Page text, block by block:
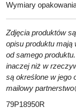
Wymiary
Zdjęcia produktów
opisu produktu mają
od samego
inaczej niż w
są określone w jego
mailowy
79P18950R